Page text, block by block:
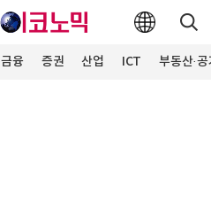
금융 증권 산업 ICT 부동산·